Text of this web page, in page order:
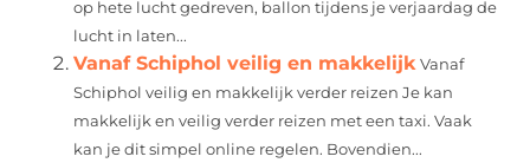
op hete lucht gedreven, ballon tijdens je verjaardag de
lucht in laten...
Vanaf Schiphol veilig en makkelijk Vanaf
Schiphol veilig en makkelijk verder reizen Je kan
makkelijk en veilig verder reizen met een taxi. Vaak
kan je dit simpel online regelen. Bovendien...